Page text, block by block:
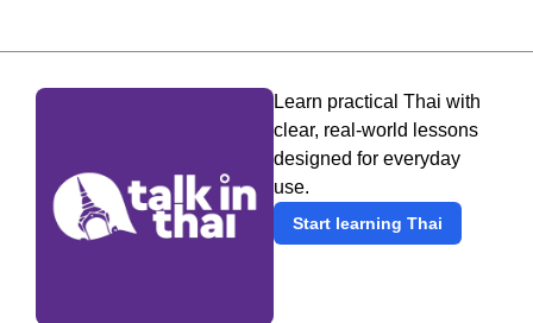
Learn practical Thai with
clear, real-world lessons
designed for everyday
use.
Start learning Thai